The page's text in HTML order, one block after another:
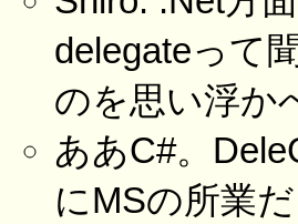
delegateって
のを思い浮か
ああC#。
にMSの所業